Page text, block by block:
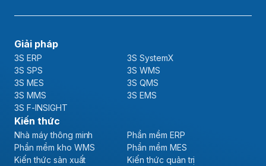
Giải pháp
3S ERP
3S SystemX
3S SPS
3S WMS
3S MES
3S QMS
3S MMS
3S EMS
3S F-INSIGHT
Kiến thức
Nhà máy thông minh
Phần mềm ERP
Phần mềm kho WMS
Phần mềm MES
Kiến thức sản xuất
Kiến thức quản trị